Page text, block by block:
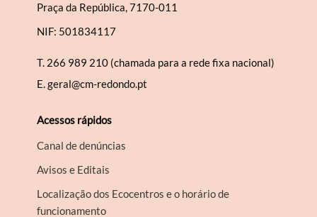
Praça da República, 7170-011
NIF: 501834117
T. 266 989 210 (chamada para a rede fixa nacional)
E.geral@cm-redondo.pt
Acessos rápidos
Canal de denúncias
Avisos e Editais
Localização dos Ecocentros e o horário de
funcionamento